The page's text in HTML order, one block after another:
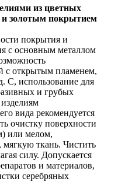
из цветных
и золотым покрытием
покрытия и
с основным металлом
с открытым пламенем,
С, использование для
и грубых
вида рекомендуется
очистку поверхности
или мелом,
ткань. Чистить
силу. Допускается
и материалов,
серебряных